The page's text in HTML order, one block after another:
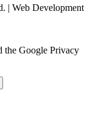
| Web Development
the Google Privacy